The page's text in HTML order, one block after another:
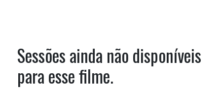
Sessões ainda não disponíveis
para esse filme.